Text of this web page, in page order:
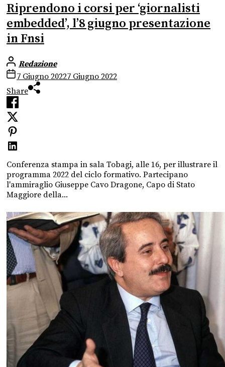
Riprendono i corsi per ‘giornalisti
embedded’, l’8 giugno presentazione
in Fnsi
Redazione
7 Giugno 20227 Giugno 2022
Share
Conferenza stampa in sala Tobagi, alle 16, per illustrare il
programma 2022 del ciclo formativo. Partecipano
l'ammiraglio Giuseppe Cavo Dragone, Capo di Stato
Maggiore della...